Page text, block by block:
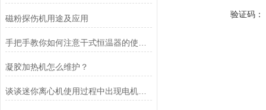
磁粉探伤机用途及应用
凝胶加热机怎么维护？
谈谈迷你离心机使用过程中出现电机不能起动的现象
验证码：